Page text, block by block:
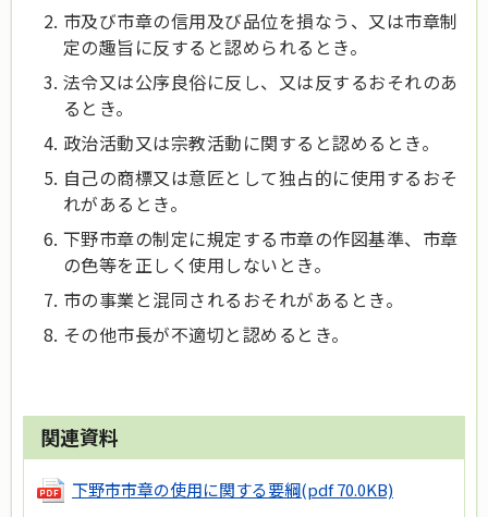
市及び市章の信用及び品位を損なう、又は市章制
定の趣旨に反すると認められるとき。
法令又は公序良俗に反し、又は反するおそれのあ
るとき。
政治活動又は宗教活動に関すると認めるとき。
自己の商標又は意匠として独占的に使用するおそ
れがあるとき。
下野市章の制定に規定する市章の作図基準、市章
の色等を正しく使用しないとき。
市の事業と混同されるおそれがあるとき。
その他市長が不適切と認めるとき。
関連資料
下野市市章の使用に関する要綱(pdf 70.0KB)